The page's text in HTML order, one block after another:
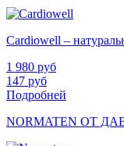
Cardiowell –
1 980 руб
147 руб
Подробней
NORMATEN ОТ